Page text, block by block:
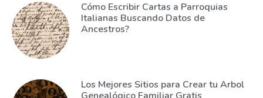
Cómo Escribir Cartas a Parroquias
Italianas Buscando Datos de
Ancestros?
Los Mejores Sitios para Crear tu Arbol